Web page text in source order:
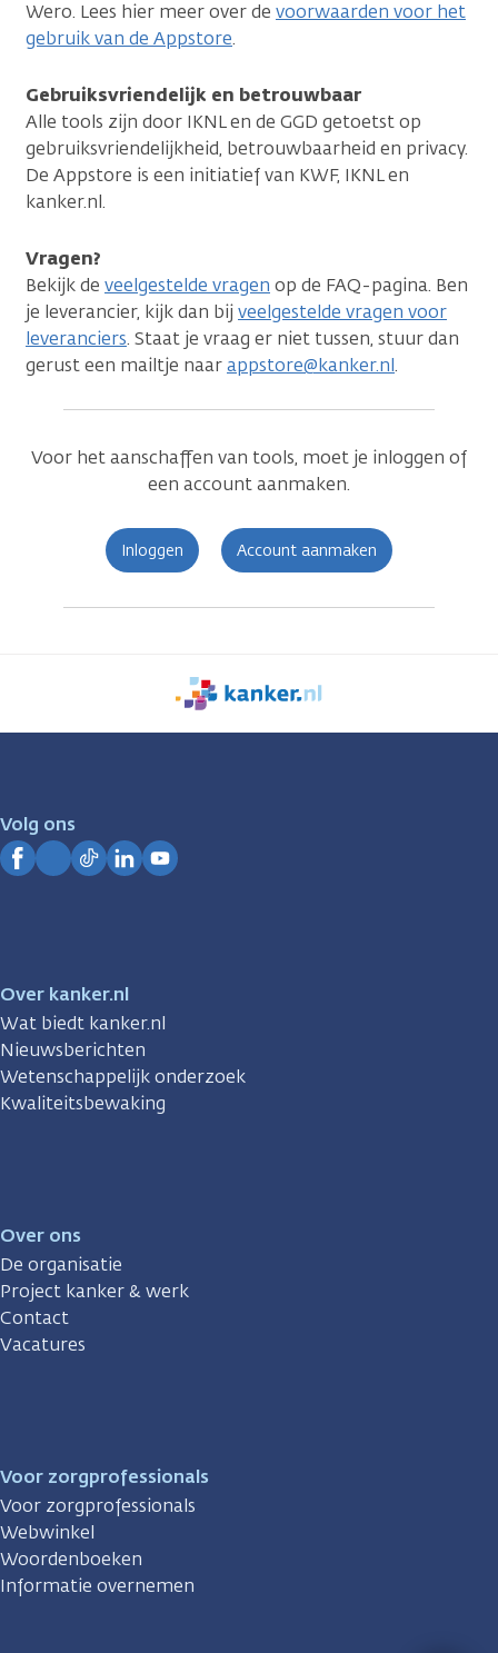
Wero. Lees hier meer over de voorwaarden voor het
gebruik van de Appstore.
Gebruiksvriendelijk en betrouwbaar
Alle tools zijn door IKNL en de GGD getoetst op
gebruiksvriendelijkheid, betrouwbaarheid en privacy.
De Appstore is een initiatief van KWF, IKNL en
kanker.nl.
Vragen?
Bekijk de veelgestelde vragen op de FAQ-pagina. Ben
je leverancier, kijk dan bijveelgestelde vragen voor
leveranciers. Staat je vraag er niet tussen, stuur dan
gerust een mailtje naarappstore@kanker.nl.
Voor het aanschaffen van tools, moet je inloggen of
een account aanmaken.
Inloggen Account aanmaken
We
zijn
Volg ons
Over kanker.nl
Wat biedt kanker.nl
Nieuwsberichten
Wetenschappelijk onderzoek
Kwaliteitsbewaking
Over ons
De organisatie
Project kanker & werk
Contact
Vacatures
Voor zorgprofessionals
Voor zorgprofessionals
Webwinkel
Woordenboeken
Informatie overnemen